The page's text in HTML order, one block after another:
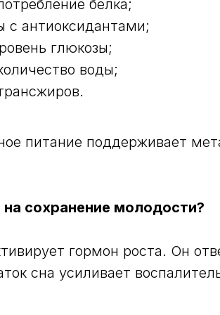
белка;
с антиоксидантами;
глюкозы;
воды;
питание поддерживает
на сохранение молодости?
гормон роста. Он
сна усиливает